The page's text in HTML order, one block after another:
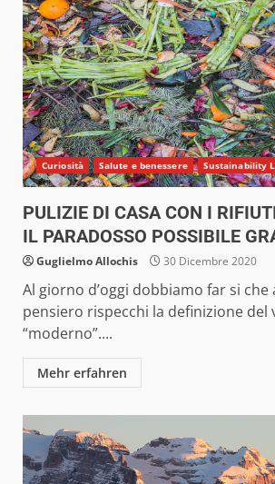
Curiosità Salute e benessere Sustainability
PULIZIE DI CASA CON I
IL PARADOSSO POSSIBILE
Guglielmo Allochis 30 Dicembre 2020
Al giorno d’oggi dobbiamo far si
pensiero rispecchi la definizione del
“moderno”....
Mehr erfahren